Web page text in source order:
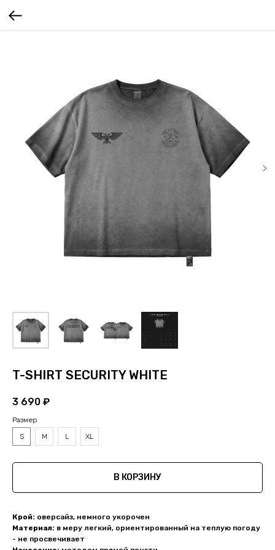
T-SHIRT SECURITY WHITE
3 690 ₽
Размер
S
M L XL
В КОРЗИНУ
Крой: оверсайз, немного укорочен
Материал: в меру легкий, ориентированный на теплую погоду
- не просвечивает